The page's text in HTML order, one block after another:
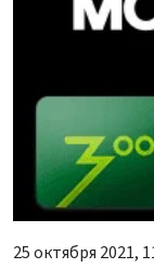
25 октября 2021,